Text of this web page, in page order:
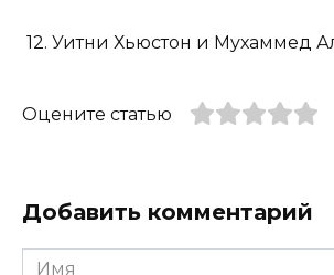
12. Уитни Хьюстон и Мухаммед
Оцените статью
Добавить комментарий
Имя